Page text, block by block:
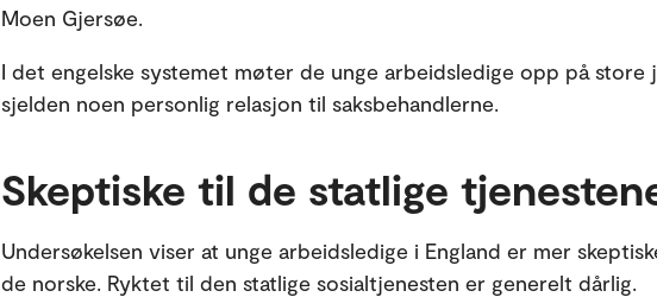
Moen Gjersøe.
I det engelske systemet møter de unge arbeidsledige opp på store
sjelden noen personlig relasjon til saksbehandlerne.
Skeptiske til de statlige
Undersøkelsen viser at unge arbeidsledige i England er mer
de norske. Ryktet til den statlige sosialtjenesten er generelt dårlig.